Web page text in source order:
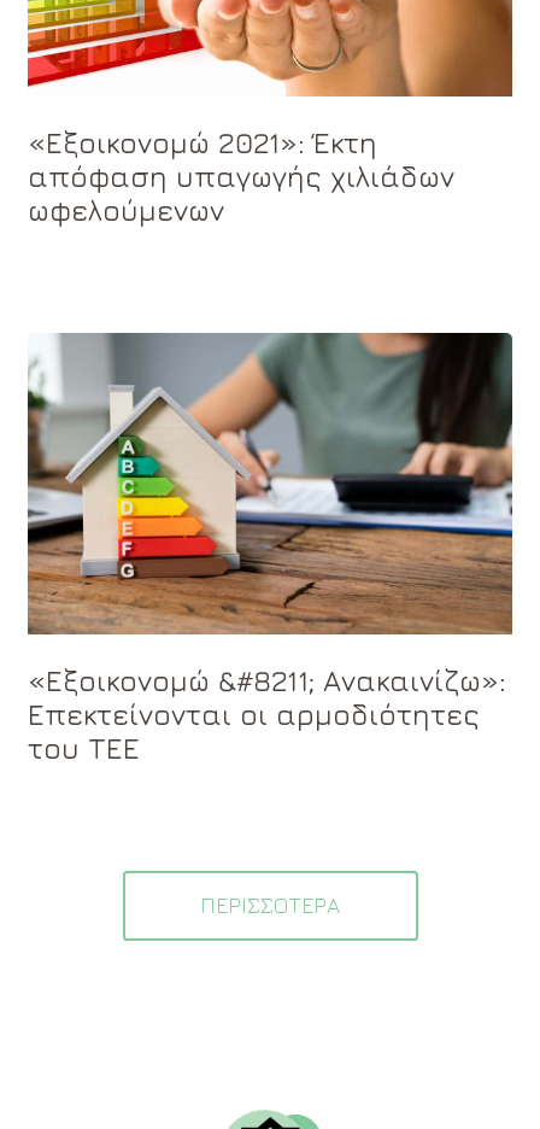
«Εξοικονομώ 2021»: Έκτη
απόφαση υπαγωγής χιλιάδων
ωφελούμενων
«Εξοικονομώ &#8211; Ανακαινίζω»:
Επεκτείνονται οι αρμοδιότητες
του ΤΕΕ
ΠΕΡΙΣΣΟΤΕΡΑ